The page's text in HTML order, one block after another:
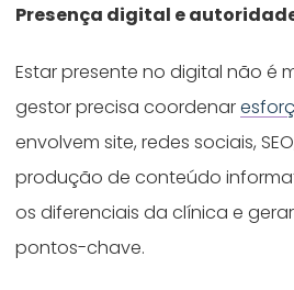
Presença digital e
Estar presente no digital não é
gestor precisa coordenar
envolvem site, redes sociais,
produção de conteúdo
os diferenciais da clínica e
pontos-chave.